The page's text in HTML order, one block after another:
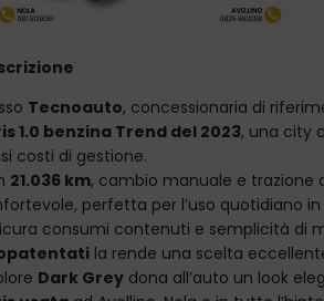
Tecnoauto, concessionaria di
1.0 benzina Trend del 2023, una city
costi di gestione.
21.036 km, cambio manuale e trazione
perfetta per l’uso quotidiano
consumi contenuti e semplicità di
la rende una scelta
Dark Grey dona all’auto un look